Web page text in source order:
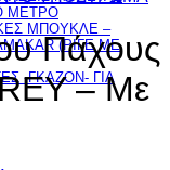
ΜΕΤΡΟ
ΜΠΟΥΚΛΕ –
(ΡΙΓΕ ΜΕ
-ΓΚΑΖΟΝ- ΓΙΑ
Πάχους
– Με